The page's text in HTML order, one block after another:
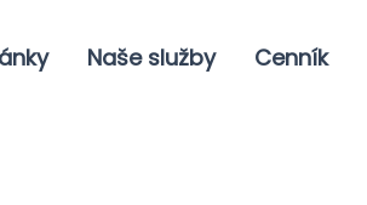
Naše služby Cenník